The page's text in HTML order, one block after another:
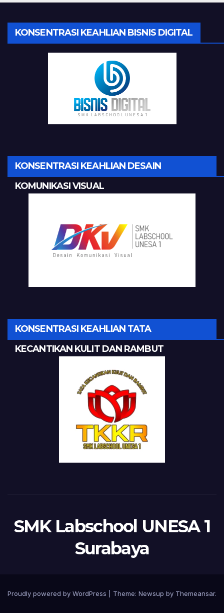
KONSENTRASI KEAHLIAN BISNIS DIGITAL
KONSENTRASI KEAHLIAN DESAIN
KOMUNIKASI VISUAL
KONSENTRASI KEAHLIAN TATA
KECANTIKAN KULIT DAN RAMBUT
SMK Labschool UNESA 1
Surabaya
Proudly powered by WordPress Theme: Newsup by Themeansar.